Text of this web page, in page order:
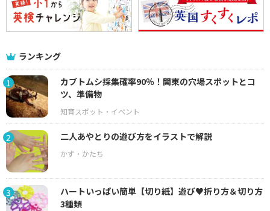
ランキング
1
カブトムシ採集確率90％！関東の穴場スポットとコ
ツ、準備物
2 二人あやとりの遊び方をイラストで解説
3
ハートいっぱい簡単【切り紙】遊び♥折り方＆切り方
3種類